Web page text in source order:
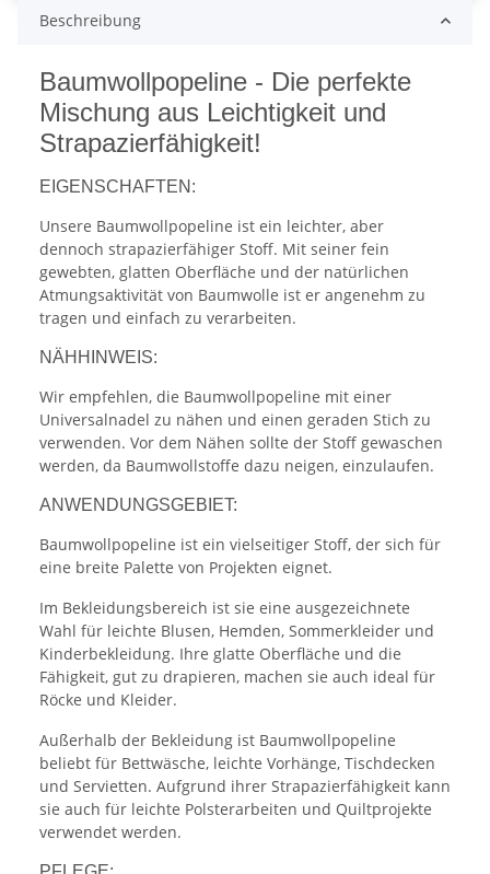
Beschreibung
Baumwollpopeline - Die perfekte
Mischung aus Leichtigkeit und
Strapazierfähigkeit!
EIGENSCHAFTEN:
Unsere Baumwollpopeline ist ein leichter, aber
dennoch strapazierfähiger Stoff. Mit seiner fein
gewebten, glatten Oberfläche und der natürlichen
Atmungsaktivität von Baumwolle ist er angenehm zu
tragen und einfach zu verarbeiten.
NÄHHINWEIS:
Wir empfehlen, die Baumwollpopeline mit einer
Universalnadel zu nähen und einen geraden Stich zu
verwenden. Vor dem Nähen sollte der Stoff gewaschen
werden, da Baumwollstoffe dazu neigen, einzulaufen.
ANWENDUNGSGEBIET:
Baumwollpopeline ist ein vielseitiger Stoff, der sich für
eine breite Palette von Projekten eignet.
Im Bekleidungsbereich ist sie eine ausgezeichnete
Wahl für leichte Blusen, Hemden, Sommerkleider und
Kinderbekleidung. Ihre glatte Oberfläche und die
Fähigkeit, gut zu drapieren, machen sie auch ideal für
Röcke und Kleider.
Außerhalb der Bekleidung ist Baumwollpopeline
beliebt für Bettwäsche, leichte Vorhänge, Tischdecken
und Servietten. Aufgrund ihrer Strapazierfähigkeit kann
sie auch für leichte Polsterarbeiten und Quiltprojekte
verwendet werden.